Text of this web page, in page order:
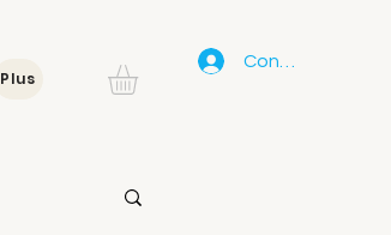
Plus
Connexion